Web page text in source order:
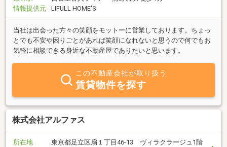
情報提供元
LIFULL HOME'S
当社は出会った方々の笑顔をモットーに営業しております。ちょっ
とでも不安や困りごとがあれば笑顔になれないと思うので何でもお
気軽に相談できる身近な不動産屋でありたいと思います。
この不動産会社が取り扱う
賃貸物件を探す
株式会社アルファス
所在地
東京都足立区扇１丁目46-13 ヴィラクラージュ1階